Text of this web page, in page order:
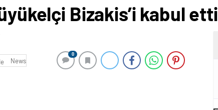
Bizakis’i kabul etti
News
0